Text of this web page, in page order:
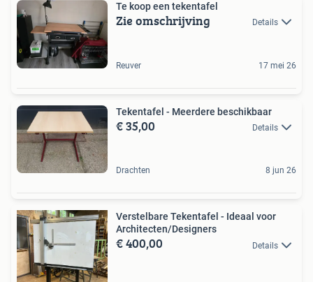
Te koop een tekentafel
Zie omschrijving Details
Reuver 17 mei 26
Tekentafel - Meerdere beschikbaar
€ 35,00 Details
Drachten 8 jun 26
Verstelbare Tekentafel - Ideaal voor
Architecten/Designers
€ 400,00 Details